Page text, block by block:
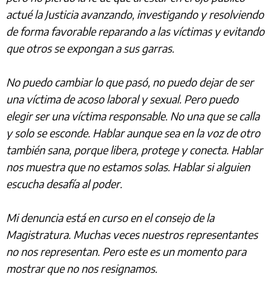
actué la Justicia avanzando, investigando y resolviendo
de forma favorable reparando a las víctimas y evitando
que otros se expongan a sus garras.
No puedo cambiar lo que pasó, no puedo dejar de ser
una víctima de acoso laboral y sexual. Pero puedo
elegir ser una víctima responsable. No una que se calla
y solo se esconde. Hablar aunque sea en la voz de otro
también sana, porque libera, protege y conecta. Hablar
nos muestra que no estamos solas. Hablar si alguien
escucha desafía al poder.
Mi denuncia está en curso en el consejo de la
Magistratura. Muchas veces nuestros representantes
no nos representan. Pero este es un momento para
mostrar que no nos resignamos.